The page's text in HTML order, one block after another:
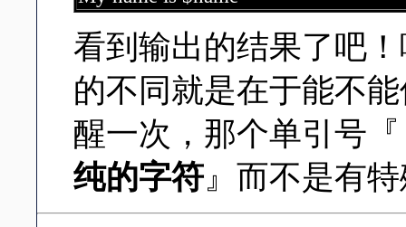
看到输出的结果了吧
的不同就是在于能不
醒一次，那个单引号
纯的字符 』而不是有